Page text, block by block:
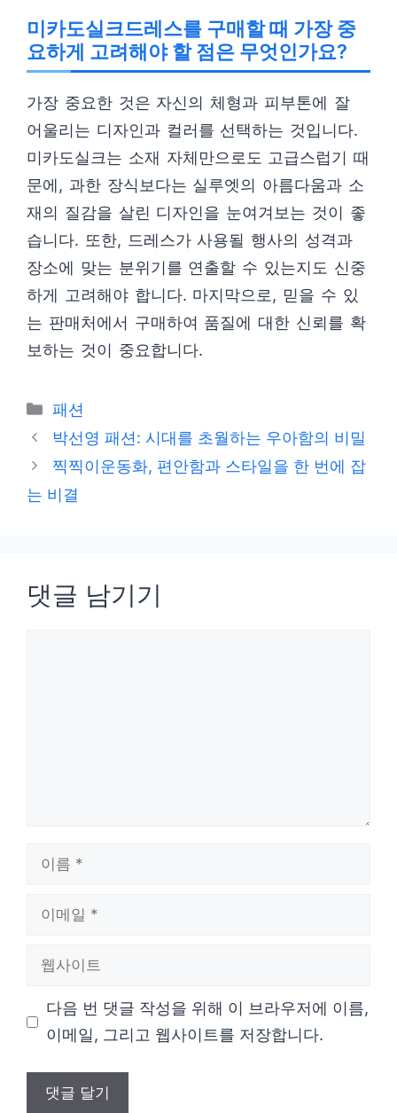
미카도실크드레스를 구매할 때 가장 중
요하게 고려해야 할 점은 무엇인가요?
가장 중요한 것은 자신의 체형과 피부톤에 잘
어울리는 디자인과 컬러를 선택하는 것입니다.
미카도실크는 소재 자체만으로도 고급스럽기 때
문에, 과한 장식보다는 실루엣의 아름다움과 소
재의 질감을 살린 디자인을 눈여겨보는 것이 좋
습니다. 또한, 드레스가 사용될 행사의 성격과
장소에 맞는 분위기를 연출할 수 있는지도 신중
하게 고려해야 합니다. 마지막으로, 믿을 수 있
는 판매처에서 구매하여 품질에 대한 신뢰를 확
보하는 것이 중요합니다.
카
테
리
패션
박선영 패션: 시대를 초월하는 우아함의 비밀
찍찍이운동화, 편안함과 스타일을 한 번에 잡
는 비결
댓글 남기기
다음 번 댓글 작성을 위해 이 브라우저에 이름,
이메일, 그리고 웹사이트를 저장합니다.